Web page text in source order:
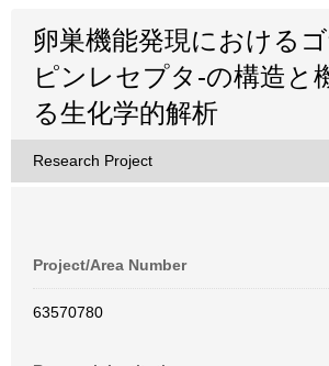
卵巣機能発現における
ピンレセプタ-の構造と
る生化学的解析
Research Project
Project/Area Number
63570780